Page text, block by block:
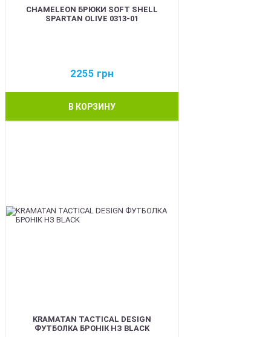
CHAMELEON БРЮКИ SOFT SHELL
SPARTAN OLIVE 0313-01
2255 грн
В КОРЗИНУ
KRAMATAN TACTICAL DESIGN
ФУТБОЛКА БРОНІК НЗ BLACK